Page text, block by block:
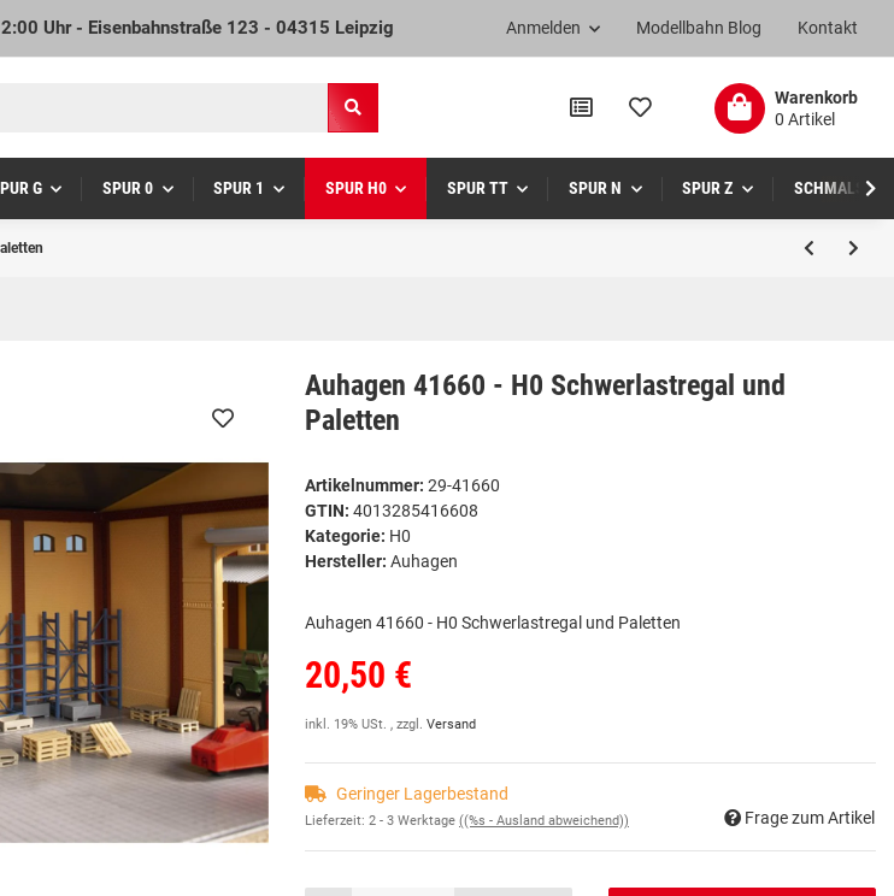
Uhr - Eisenbahnstraße 123 - 04315 Leipzig Kontakt
Modellbahn Blog
Anmelden
Warenkorb
0 Artikel
G SPUR 0 SPUR 1 SPUR H0 SPUR TT SPUR N SPUR Z SCHMALSPUR
Auhagen 41660 - H0 Schwerlastregal und
Paletten
Artikelnummer: 29-41660
GTIN: 4013285416608
Kategorie: H0
Hersteller: Auhagen
Auhagen 41660 - H0 Schwerlastregal und Paletten
20,50 €
inkl. 19% USt. , zzgl. Versand
Geringer Lagerbestand
Lieferzeit: 2 - 3 Werktage ((%s - Ausland abweichend)) Frage zum Artikel